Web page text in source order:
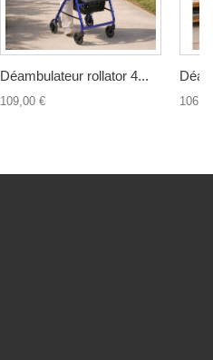
Déambulateur rollator 4...
109,00 €